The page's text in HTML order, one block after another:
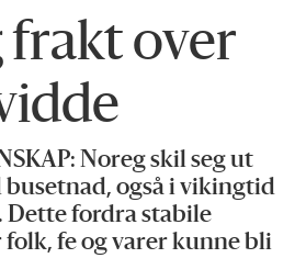
frakt over
Noreg skil seg ut
også i vikingtid
Dette fordra stabile
folk, fe og varer kunne bli